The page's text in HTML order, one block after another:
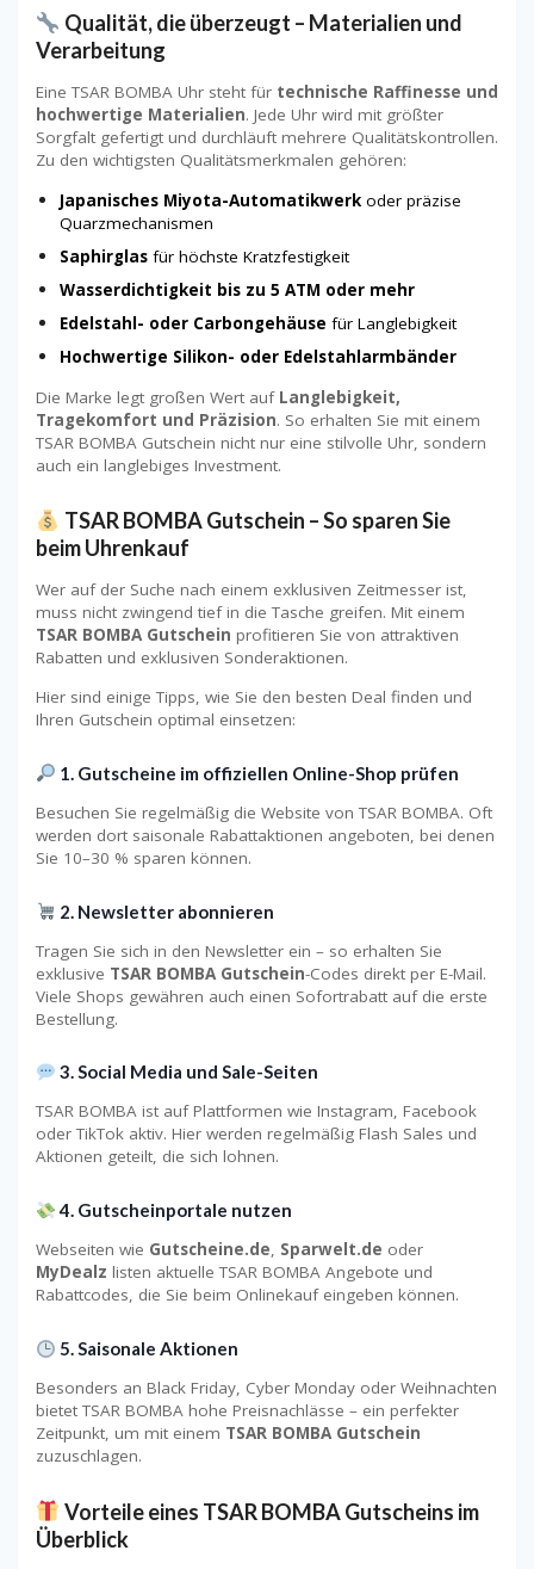
Qualität, die überzeugt – Materialien und
Verarbeitung
Eine TSAR BOMBA Uhr steht für technische Raffinesse und
hochwertige Materialien. Jede Uhr wird mit größter
Sorgfalt gefertigt und durchläuft mehrere Qualitätskontrollen.
Zu den wichtigsten Qualitätsmerkmalen gehören:
Japanisches Miyota-Automatikwerkoder präzise
Quarzmechanismen
Saphirglas für höchste Kratzfestigkeit
Wasserdichtigkeit bis zu 5 ATM oder mehr
Edelstahl- oder Carbongehäuse für Langlebigkeit
Hochwertige Silikon- oder Edelstahlarmbänder
Die Marke legt großen Wert auf Langlebigkeit,
Tragekomfort und Präzision. So erhalten Sie mit einem
TSAR BOMBA Gutschein nicht nur eine stilvolle Uhr, sondern
auch ein langlebiges Investment.
TSAR BOMBA Gutschein – So sparen Sie
beim Uhrenkauf
Wer auf der Suche nach einem exklusiven Zeitmesser ist,
muss nicht zwingend tief in die Tasche greifen. Mit einem
TSAR BOMBA Gutschein profitieren Sie von attraktiven
Rabatten und exklusiven Sonderaktionen.
Hier sind einige Tipps, wie Sie den besten Deal finden und
Ihren Gutschein optimal einsetzen:
1. Gutscheine im offiziellen Online-Shop prüfen
Besuchen Sie regelmäßig die Website von TSAR BOMBA. Oft
werden dort saisonale Rabattaktionen angeboten, bei denen
Sie 10–30 % sparen können.
2. Newsletter abonnieren
Tragen Sie sich in den Newsletter ein – so erhalten Sie
exklusive TSAR BOMBA Gutschein-Codes direkt per E-Mail.
Viele Shops gewähren auch einen Sofortrabatt auf die erste
Bestellung.
3. Social Media und Sale-Seiten
TSAR BOMBA ist auf Plattformen wie Instagram, Facebook
oder TikTok aktiv. Hier werden regelmäßig Flash Sales und
Aktionen geteilt, die sich lohnen.
4. Gutscheinportale nutzen
Webseiten wie Gutscheine.de, Sparwelt.de oder
MyDealz listen aktuelle TSAR BOMBA Angebote und
Rabattcodes, die Sie beim Onlinekauf eingeben können.
5. Saisonale Aktionen
Besonders an Black Friday, Cyber Monday oder Weihnachten
bietet TSAR BOMBA hohe Preisnachlässe – ein perfekter
Zeitpunkt, um mit einem TSAR BOMBA Gutschein
zuzuschlagen.
Vorteile eines TSAR BOMBA Gutscheins im
Überblick